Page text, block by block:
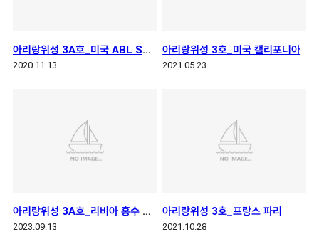
아리랑위성 3A호_미국 ABL Space Systems 본사
2020.11.13
아리랑위성 3호_미국 캘리포니아
2021.05.23
아리랑위성 3A호_리비아 홍수 피해
2023.09.13
아리랑위성 3호_프랑스 파리
2021.10.28